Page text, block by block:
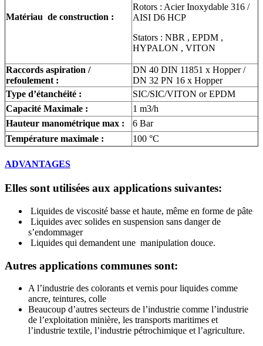
Matériau de construction :
Rotors : Acier Inoxydable 316 /
AISI D6 HCP
Stators : NBR , EPDM ,
HYPALON , VITON
Raccords aspiration /
refoulement :
DN 40 DIN 11851 x Hopper /
DN 32 PN 16 x Hopper
Type d’étanchéité :
SIC/SIC/VITON or EPDM
Capacité Maximale :
1 m3/h
Hauteur manométrique max :
6 Bar
Température maximale :
100 °C
ADVANTAGES
Elles sont utilisées aux applications suivantes:
Liquides de viscosité basse et haute, même en forme de pâte
Liquides avec solides en suspension sans danger de
s’endommager
Liquides qui demandent une manipulation douce.
Autres applications communes sont:
A l’industrie des colorants et vernis pour liquides comme
ancre, teintures, colle
Beaucoup d’autres secteurs de l’industrie comme l’industrie
de l’exploitation minière, les transports maritimes et
l’industrie textile, l’industrie pétrochimique et l’agriculture.